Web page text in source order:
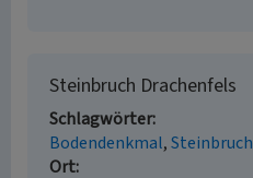
Steinbruch Drachenfels
Schlagwörter
Bodendenkmal Steinbruch
Ort